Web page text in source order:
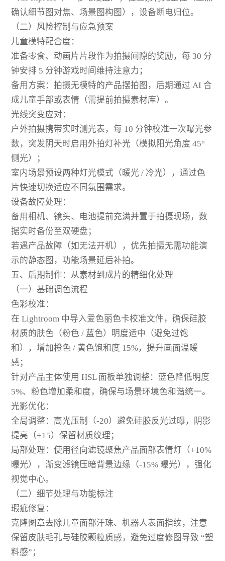
确认细节图对焦、场景图构图），设备断电归位。
（二）风险控制与应急预案
儿童模特配合度：
准备零食、动画片片段作为拍摄间隙的奖励，每 30 分
钟安排 5 分钟游戏时间维持注意力；
备用方案：拍摄无模特的产品摆拍图，后期通过 AI 合
成儿童手部或表情（需提前拍摄素材库）。
光线突变应对：
户外拍摄携带实时测光表，每 10 分钟校准一次曝光参
数，突发阴天时启用外拍灯补光（模拟阳光角度 45°
侧光）；
室内场景预设两种灯光模式（暖光 / 冷光），通过色
片快速切换适应不同氛围需求。
设备故障处理：
备用相机、镜头、电池提前充满并置于拍摄现场，数
据实时备份至双硬盘；
若遇产品故障（如无法开机），优先拍摄无需功能演
示的静态图，功能场景延后补拍。
五、后期制作：从素材到成片的精细化处理
（一）基础调色流程
色彩校准：
在 Lightroom 中导入爱色丽色卡校准文件，确保硅胶
材质的肤色（粉色 / 蓝色）明度适中（避免过饱
和），增加橙色 / 黄色饱和度 15%，提升画面温暖
感；
针对产品主体使用 HSL 面板单独调整：蓝色降低明度
5%、粉色增加柔和度，确保与场景环境色和谐统一。
光影优化：
全局调整：高光压制（-20）避免硅胶反光过曝，阴影
提亮（+15）保留材质纹理；
局部处理：使用径向滤镜聚焦产品面部表情灯（+10%
曝光），渐变滤镜压暗背景边缘（-15% 曝光），强化
视觉中心。
（二）细节处理与功能标注
瑕疵修复：
克隆图章去除儿童面部汗珠、机器人表面指纹，注意
保留皮肤毛孔与硅胶颗粒质感，避免过度修图导致 “塑
料感”；